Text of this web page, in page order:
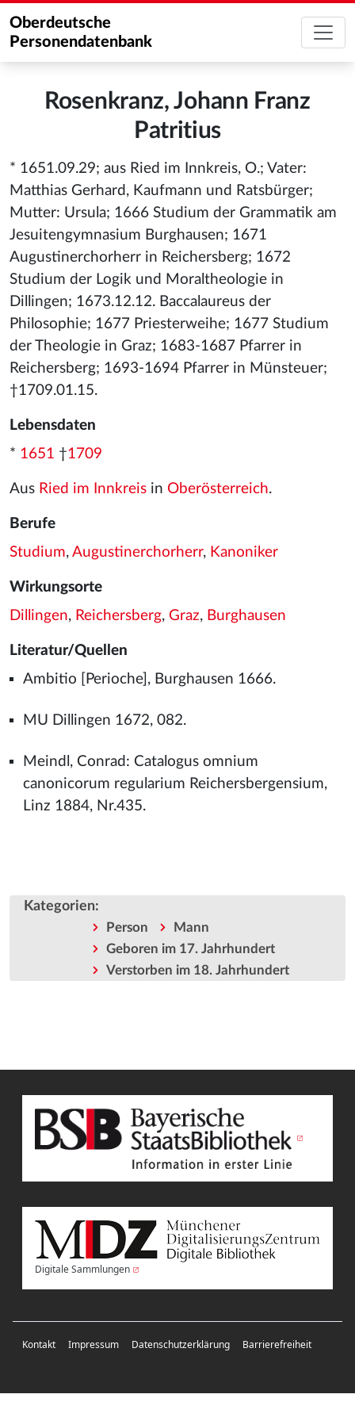
Oberdeutsche
Personendatenbank
Rosenkranz, Johann Franz
Patritius
* 1651.09.29; aus Ried im Innkreis, O.; Vater:
Matthias Gerhard, Kaufmann und Ratsbürger;
Mutter: Ursula; 1666 Studium der Grammatik am
Jesuitengymnasium Burghausen; 1671
Augustinerchorherr in Reichersberg; 1672
Studium der Logik und Moraltheologie in
Dillingen; 1673.12.12. Baccalaureus der
Philosophie; 1677 Priesterweihe; 1677 Studium
der Theologie in Graz; 1683-1687 Pfarrer in
Reichersberg; 1693-1694 Pfarrer in Münsteuer;
†1709.01.15.
Lebensdaten
* 1651 †1709
Aus Ried im Innkreis in Oberösterreich.
Berufe
Studium, Augustinerchorherr, Kanoniker
Wirkungsorte
Dillingen, Reichersberg, Graz, Burghausen
Literatur/Quellen
Ambitio [Perioche], Burghausen 1666.
MU Dillingen 1672, 082.
Meindl, Conrad: Catalogus omnium
canonicorum regularium Reichersbergensium,
Linz 1884, Nr.435.
Kategorien:
Person
Mann
Geboren im 17. Jahrhundert
Verstorben im 18. Jahrhundert
Digitale Sammlungen
Kontakt Impressum Datenschutzerklärung Barrierefreiheit